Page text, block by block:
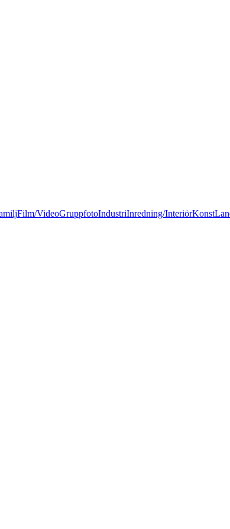
Film/VideoGruppfotoIndustriInredning/InteriörKonst